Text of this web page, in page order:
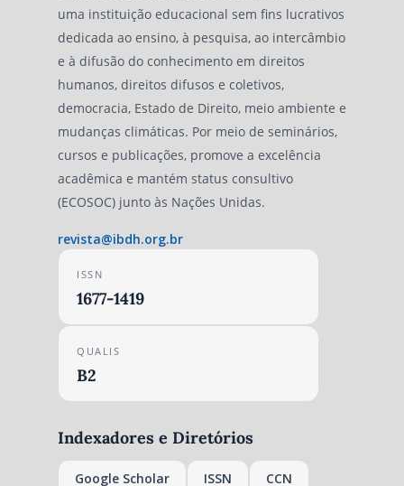
uma instituição educacional sem fins lucrativos
dedicada ao ensino, à pesquisa, ao intercâmbio
e à difusão do conhecimento em direitos
humanos, direitos difusos e coletivos,
democracia, Estado de Direito, meio ambiente e
mudanças climáticas. Por meio de seminários,
cursos e publicações, promove a excelência
acadêmica e mantém status consultivo
(ECOSOC) junto às Nações Unidas.
revista@ibdh.org.br
ISSN
1677-1419
QUALIS
B2
Indexadores e Diretórios
Google Scholar ISSN CCN